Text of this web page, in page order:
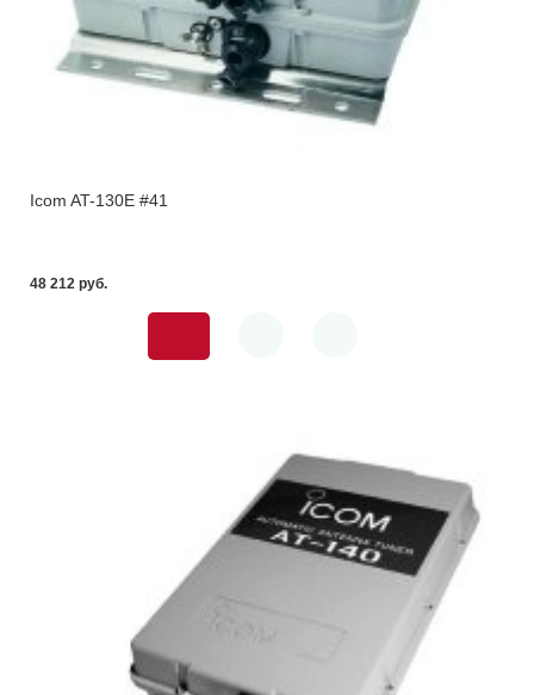
Icom AT-130E #41
48 212 pуб.